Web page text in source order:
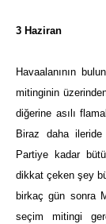
3 Haziran
Havaalanının
mitinginin
diğerine asılı
Biraz daha
Partiye kadar
dikkat çeken şey
birkaç gün sonra
seçim mitingi